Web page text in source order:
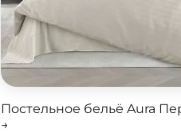
Постельное бельё Aura
→